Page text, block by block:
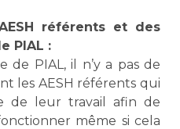
référents et des
PIAL :
de PIAL, il n’y a pas de
les AESH référents qui
de leur travail afin de
même si cela